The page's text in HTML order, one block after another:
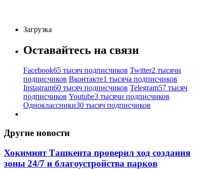
Загрузка
Оставайтесь на связи
Facebook65 тысяч подписчиков Twitter2 тысячи
подписчиков Вконтакте1 тысяча подписчиков
Instagram60 тысяч подписчиков Telegram57 тысяч
подписчиков Youtube3 тысячи подписчиков
Одноклассники30 тысяч подписчиков
Другие новости
Хокимият Ташкента проверил ход создания
зоны 24/7 и благоустройства парков